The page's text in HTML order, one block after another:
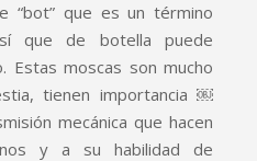
“bot” que es un término
que de botella puede
Estas moscas son mucho
tienen importancia ￼
mecánica que hacen
y a su habilidad de